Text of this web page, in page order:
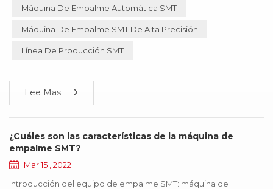
manera anormal, todo el producto dejará de funcionar, lo que
evitar mediante la actualización de la ...
Máquina De Empalme Automática SMT
Máquina De Empalme SMT De Alta Precisión
Línea De Producción SMT
Lee Mas
¿Cuáles son las características de la máquina de
empalme SMT?
Mar 15 , 2022
Introducción del equipo de empalme SMT: máquina de